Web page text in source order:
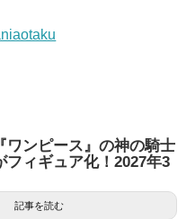
ワンピース』の神の騎士
フィギュア化！2027年3
記事を読む